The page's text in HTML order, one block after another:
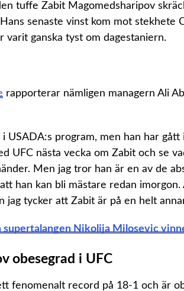
tuffe Zabit Magomedsharipov
senaste vinst kom mot stekhete
varit ganska tyst om dagestaniern.
rapporterar nämligen managern Ali
USADA:s program, men han har gått
UFC nästa vecka om Zabit och se
Men jag tror han är en av de
han kan bli mästare redan imorgon.
jag tycker att Zabit är på en helt
supertalangen Nikolija Milosevic
obesegrad i UFC
fenomenalt record på 18-1 och är